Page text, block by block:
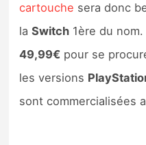
cartouche sera donc
laSwitch 1ère du
49,99€ pour se
les versions
sont commercialisées